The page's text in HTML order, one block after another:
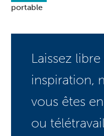
portable
Laissez
inspiration,
vous êtes
ou